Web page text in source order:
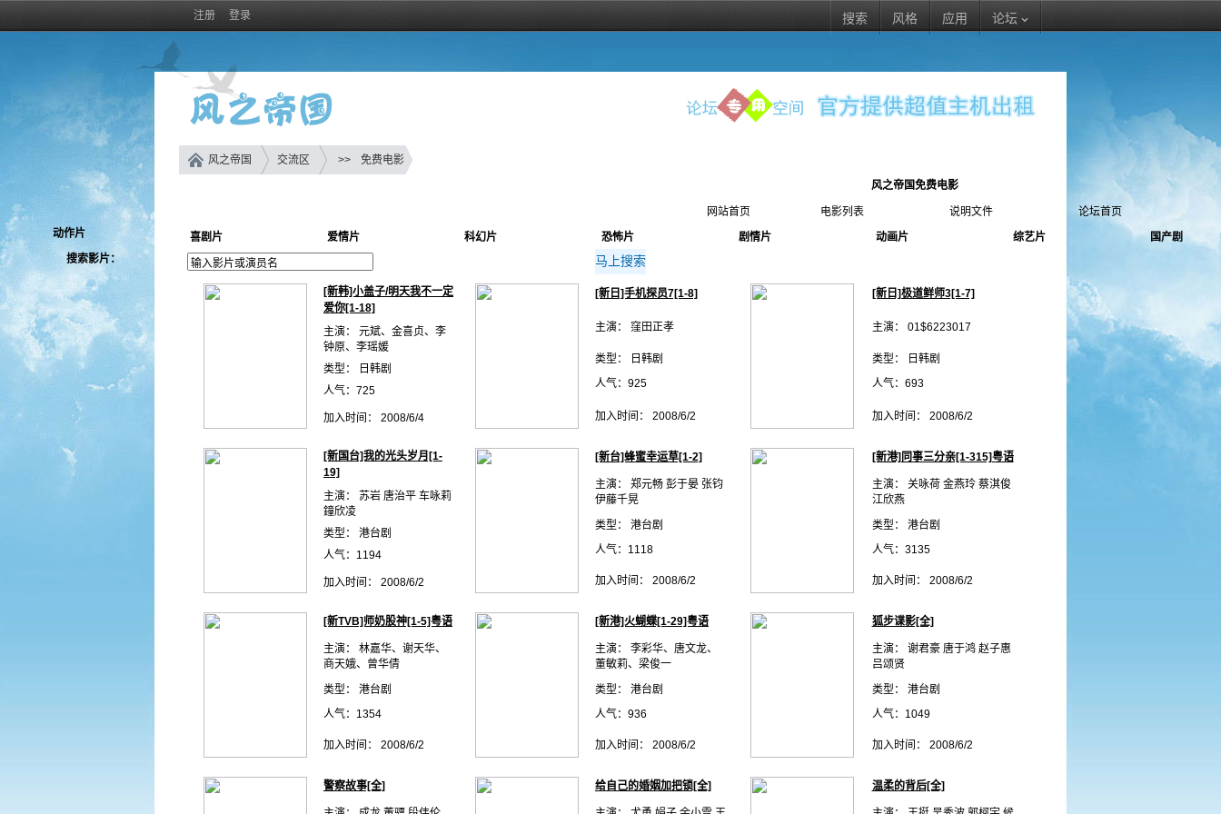
注册 登录 论坛
应用
风格
搜索
风之帝国 交流区 >>
免费电影
风之帝国免费电影
网站首页 电影列表 说明文件
论坛首页
动作片
喜剧片 爱情片 科幻片 恐怖片 剧情片 动画片 综艺片
国产剧
搜索影片：
[新韩]小盖子/明天我不一定
爱你[1-18]
主演： 元斌、金喜贞、李
钟原、李瑶媛
类型： 日韩剧
人气：725
加入时间： 2008/6/4
[新日]手机探员7[1-8]
主演： 窪田正孝
类型： 日韩剧
人气：925
加入时间： 2008/6/2
[新日]极道鲜师3[1-7]
主演： 01$6223017
类型： 日韩剧
人气：693
加入时间： 2008/6/2
[新国台]我的光头岁月[1-
19]
主演： 苏岩 唐治平 车咏莉
鐘欣凌
类型： 港台剧
人气：1194
加入时间： 2008/6/2
[新台]蜂蜜幸运草[1-2]
主演： 郑元畅 彭于晏 张钧
伊藤千晃
类型： 港台剧
人气：1118
加入时间： 2008/6/2
[新港]同事三分亲[1-315]粤语
主演： 关咏荷 金燕玲 蔡淇俊
江欣燕
类型： 港台剧
人气：3135
加入时间： 2008/6/2
[新TVB]师奶股神[1-5]粤语
主演： 林嘉华、谢天华、
商天娥、曾华倩
类型： 港台剧
人气：1354
加入时间： 2008/6/2
[新港]火蝴蝶[1-29]粤语
主演： 李彩华、唐文龙、
董敏莉、梁俊一
类型： 港台剧
人气：936
加入时间： 2008/6/2
狐步谍影[全]
主演： 谢君豪 唐于鸿 赵子惠
吕颂贤
类型： 港台剧
人气：1049
加入时间： 2008/6/2
警察故事[全] 给自己的婚姻加把锁[全] 温柔的背后[全]